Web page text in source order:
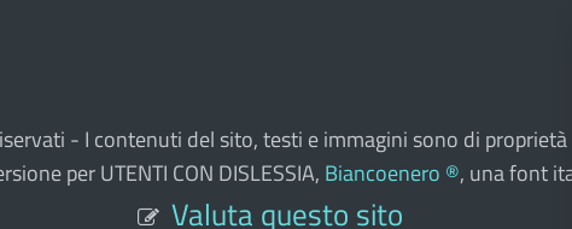
- I contenuti del sito, testi e immagini sono di
per UTENTI CON DISLESSIA, Biancoenero ®, una font
Valuta questo sito